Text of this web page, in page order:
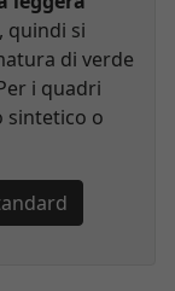
, quindi si
di verde
i quadri
sintetico o